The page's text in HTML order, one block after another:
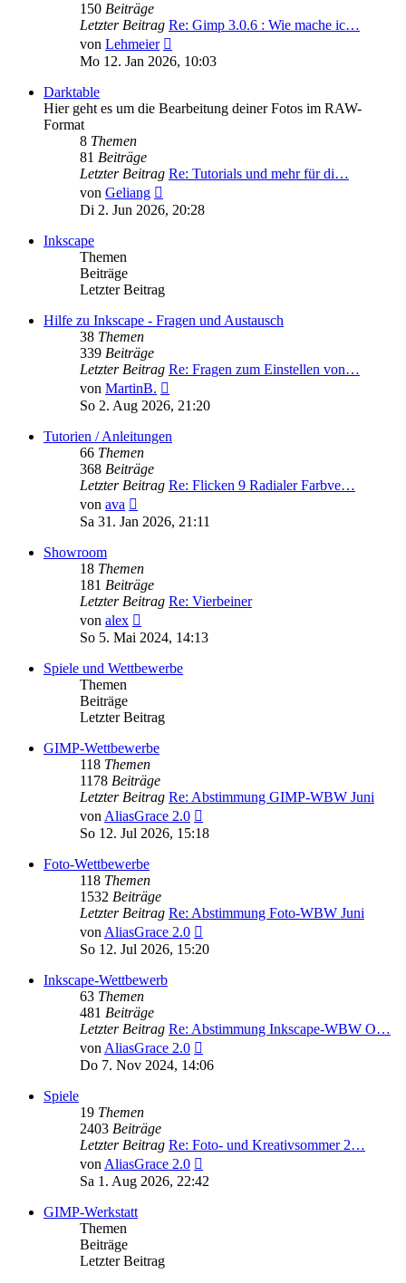
150 Beiträge
Letzter Beitrag Re: Gimp 3.0.6 : Wie mache ic…
von Lehmeier
Beitrag
Mo 12. Jan 2026, 10:03
Darktable
Hier geht es um die Bearbeitung deiner Fotos im RAW-
Format
8 Themen
81 Beiträge
Letzter Beitrag Re: Tutorials und mehr für di…
von Geliang
Beitrag
Di 2. Jun 2026, 20:28
Inkscape
Themen
Beiträge
Letzter Beitrag
Hilfe zu Inkscape - Fragen und Austausch
38 Themen
339 Beiträge
Letzter Beitrag Re: Fragen zum Einstellen von…
von MartinB.
Beitrag
So 2. Aug 2026, 21:20
Tutorien / Anleitungen
66 Themen
368 Beiträge
Letzter Beitrag Re: Flicken 9 Radialer Farbve…
von ava
Beitrag
Sa 31. Jan 2026, 21:11
Showroom
18 Themen
181 Beiträge
Letzter Beitrag Re: Vierbeiner
von alex
Beitrag
So 5. Mai 2024, 14:13
Spiele und Wettbewerbe
Themen
Beiträge
Letzter Beitrag
GIMP-Wettbewerbe
118 Themen
1178 Beiträge
Letzter Beitrag Re: Abstimmung GIMP-WBW Juni
vonAliasGrace 2.0
Beitrag
So 12. Jul 2026, 15:18
Foto-Wettbewerbe
118 Themen
1532 Beiträge
Letzter Beitrag Re: Abstimmung Foto-WBW Juni
vonAliasGrace 2.0
Beitrag
So 12. Jul 2026, 15:20
Inkscape-Wettbewerb
63 Themen
481 Beiträge
Letzter Beitrag Re: Abstimmung Inkscape-WBW O…
vonAliasGrace 2.0
Beitrag
Do 7. Nov 2024, 14:06
Spiele
19 Themen
2403 Beiträge
Letzter Beitrag Re: Foto- und Kreativsommer 2…
vonAliasGrace 2.0
Beitrag
Sa 1. Aug 2026, 22:42
GIMP-Werkstatt
Themen
Beiträge
Letzter Beitrag